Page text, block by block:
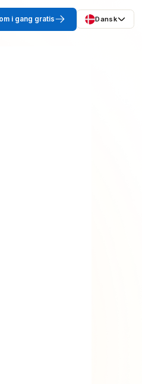
i gang gratis Dansk